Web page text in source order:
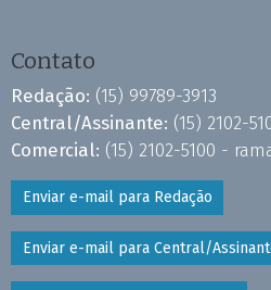
Contato
Redação: (15) 99789-3913
Central/Assinante: (15) 2102-
Comercial: (15) 2102-5100 -
Enviar e-mail para Redação
Enviar e-mail para Central/